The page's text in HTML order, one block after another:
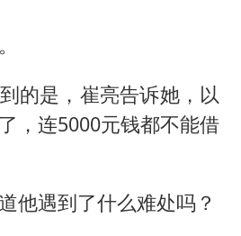
的是，崔亮告诉她，以
，连5000元钱都不能借
他遇到了什么难处吗？